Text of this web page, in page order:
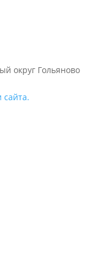
округ Гольяново